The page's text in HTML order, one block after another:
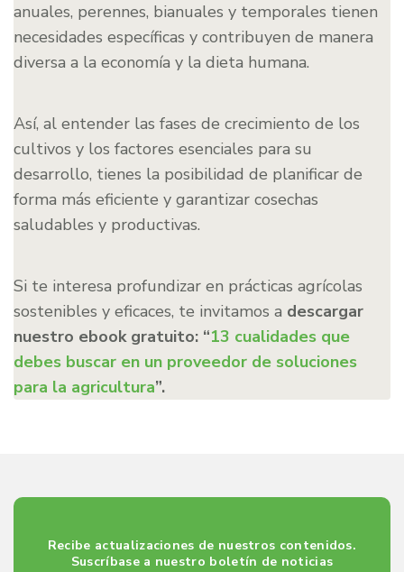
anuales, perennes, bianuales y temporales tienen
necesidades específicas y contribuyen de manera
diversa a la economía y la dieta humana.
Así, al entender las fases de crecimiento de los
cultivos y los factores esenciales para su
desarrollo, tienes la posibilidad de planificar de
forma más eficiente y garantizar cosechas
saludables y productivas.
Si te interesa profundizar en prácticas agrícolas
sostenibles y eficaces, te invitamos a descargar
nuestro ebook gratuito: “13 cualidades que
debes buscar en un proveedor de soluciones
para la agricultura”.
Recibe actualizaciones de nuestros contenidos.
Suscríbase a nuestro boletín de noticias